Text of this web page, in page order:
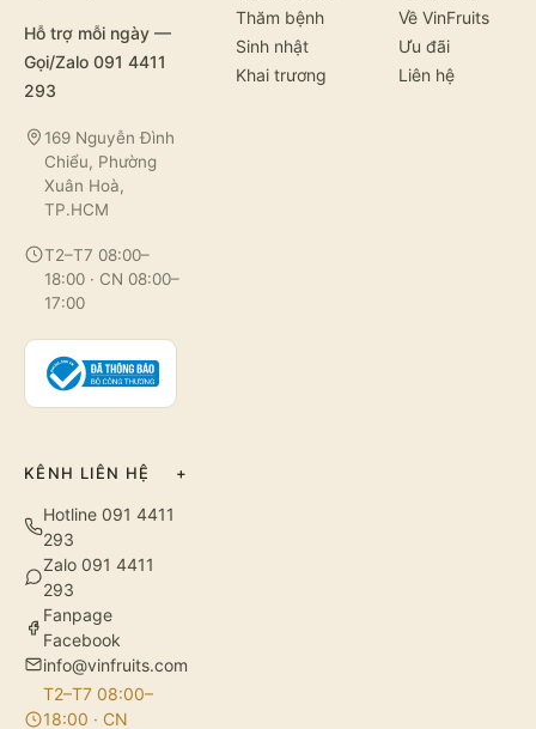
Hỗ trợ mỗi ngày —
Gọi/Zalo 091 4411
293
169 Nguyễn Đình
Chiểu, Phường
Xuân Hoà,
TP.HCM
T2–T7 08:00–
18:00 · CN 08:00–
17:00
Thăm bệnh
Sinh nhật
Khai trương
Về VinFruits
Ưu đãi
Liên hệ
KÊNH LIÊN HỆ +
Hotline 091 4411
293
Zalo 091 4411
293
Fanpage
Facebook
info@vinfruits.com
T2–T7 08:00–
18:00 · CN